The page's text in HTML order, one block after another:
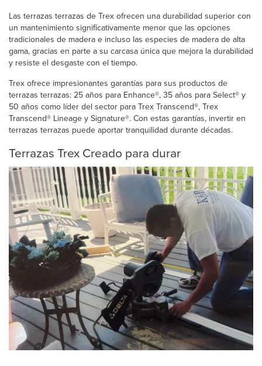
Las terrazas terrazas de Trex ofrecen una durabilidad superior con
un mantenimiento significativamente menor que las opciones
tradicionales de madera e incluso las especies de madera de alta
gama, gracias en parte a su carcasa única que mejora la durabilidad
y resiste el desgaste con el tiempo.
Trex ofrece impresionantes garantías para sus productos de
terrazas terrazas: 25 años para Enhance®, 35 años para Select® y
50 años como líder del sector para Trex Transcend®, Trex
Transcend® Lineage y Signature®. Con estas garantías, invertir en
terrazas terrazas puede aportar tranquilidad durante décadas.
Terrazas Trex Creado para durar